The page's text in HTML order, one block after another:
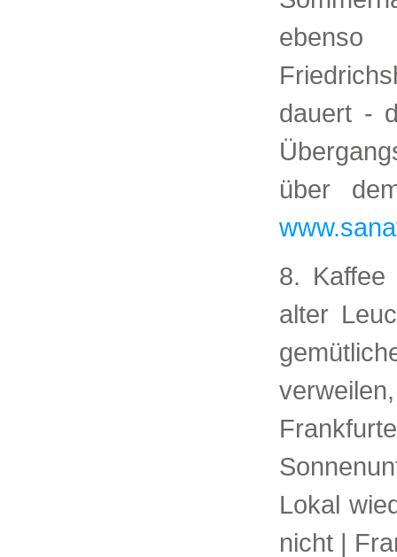
dauert -
über
8.
alter
Lokal
nicht |